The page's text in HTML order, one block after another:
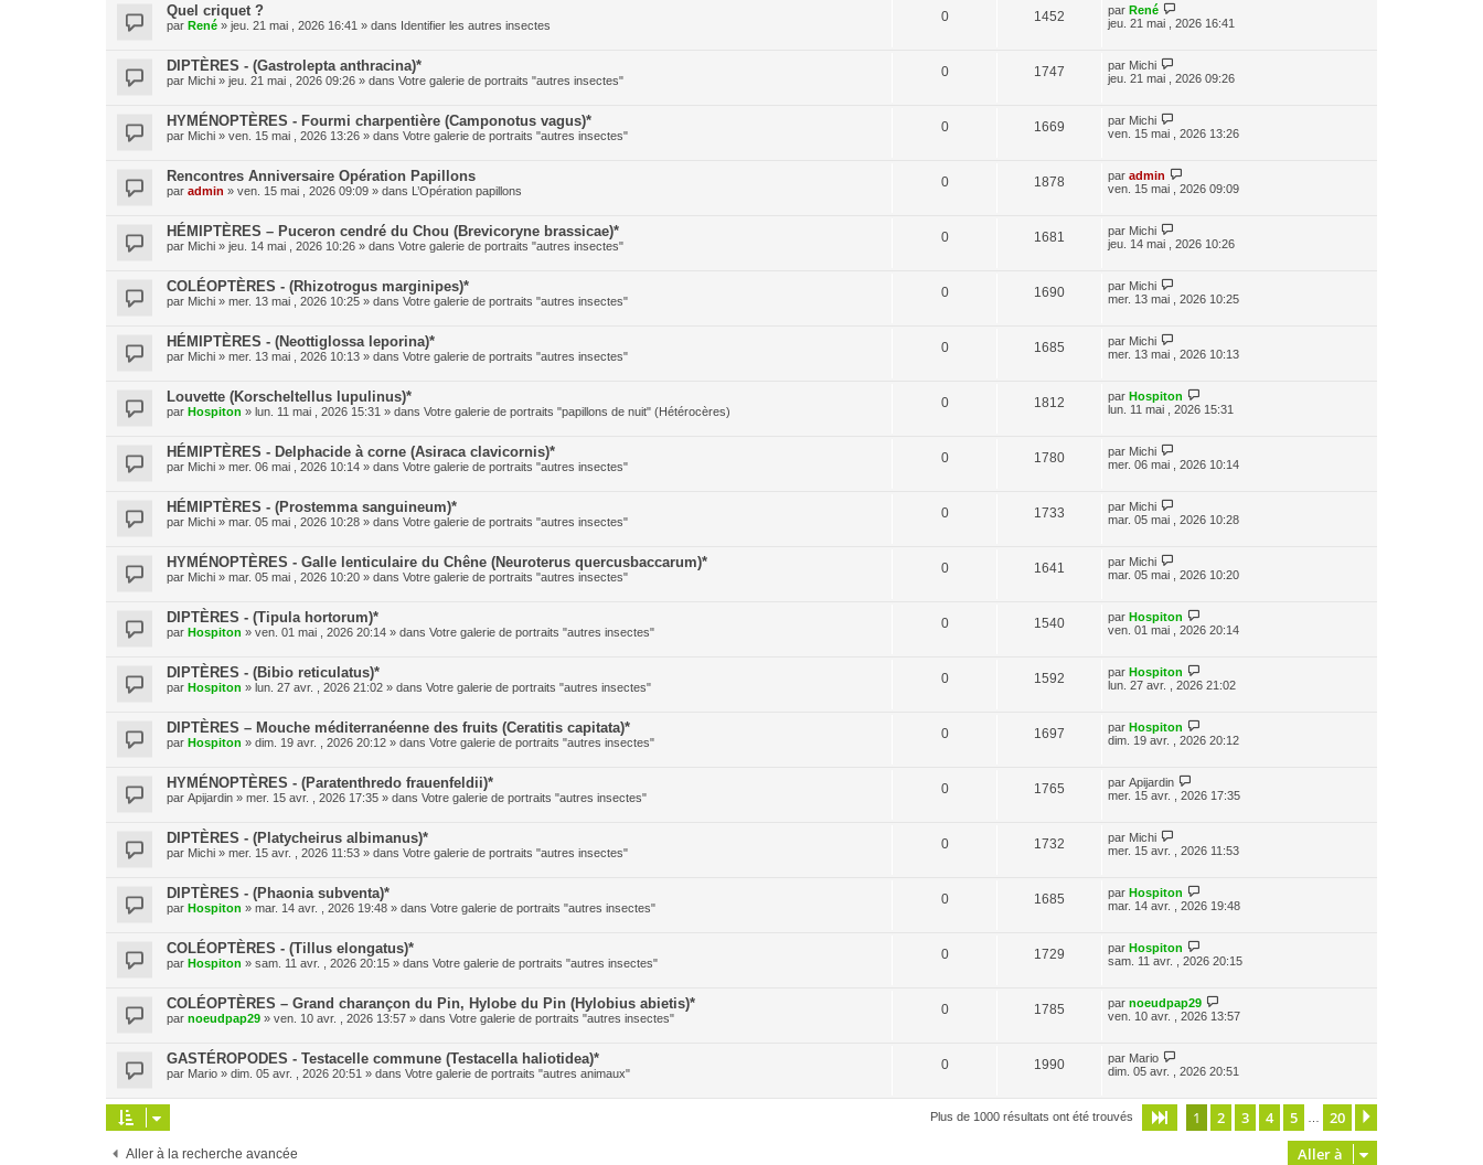
Quel criquet ?
par René » jeu. 21 mai , 2026 16:41 » dans Identifier les autres insectes
0 1452 par René
jeu. 21 mai , 2026 16:41
DIPTÈRES - (Gastrolepta anthracina)*
par Michi » jeu. 21 mai , 2026 09:26 » dans Votre galerie de portraits "autres insectes"
0 1747 par Michi
jeu. 21 mai , 2026 09:26
HYMÉNOPTÈRES - Fourmi charpentière (Camponotus vagus)*
par Michi » ven. 15 mai , 2026 13:26 » dans Votre galerie de portraits "autres insectes"
0 1669 par Michi
ven. 15 mai , 2026 13:26
Rencontres Anniversaire Opération Papillons
par admin » ven. 15 mai , 2026 09:09 » dans L’Opération papillons
0 1878 par admin
ven. 15 mai , 2026 09:09
HÉMIPTÈRES – Puceron cendré du Chou (Brevicoryne brassicae)*
par Michi » jeu. 14 mai , 2026 10:26 » dans Votre galerie de portraits "autres insectes"
0 1681 par Michi
jeu. 14 mai , 2026 10:26
COLÉOPTÈRES - (Rhizotrogus marginipes)*
par Michi » mer. 13 mai , 2026 10:25 » dans Votre galerie de portraits "autres insectes"
0 1690 par Michi
mer. 13 mai , 2026 10:25
HÉMIPTÈRES - (Neottiglossa leporina)*
par Michi » mer. 13 mai , 2026 10:13 » dans Votre galerie de portraits "autres insectes"
0 1685 par Michi
mer. 13 mai , 2026 10:13
Louvette (Korscheltellus lupulinus)*
par Hospiton » lun. 11 mai , 2026 15:31 » dans Votre galerie de portraits "papillons de nuit" (Hétérocères)
0 1812 par Hospiton
lun. 11 mai , 2026 15:31
HÉMIPTÈRES - Delphacide à corne (Asiraca clavicornis)*
par Michi » mer. 06 mai , 2026 10:14 » dans Votre galerie de portraits "autres insectes"
0 1780 par Michi
mer. 06 mai , 2026 10:14
HÉMIPTÈRES - (Prostemma sanguineum)*
par Michi » mar. 05 mai , 2026 10:28 » dans Votre galerie de portraits "autres insectes"
0 1733 par Michi
mar. 05 mai , 2026 10:28
HYMÉNOPTÈRES - Galle lenticulaire du Chêne (Neuroterus quercusbaccarum)*
par Michi » mar. 05 mai , 2026 10:20 » dans Votre galerie de portraits "autres insectes"
0 1641 par Michi
mar. 05 mai , 2026 10:20
DIPTÈRES - (Tipula hortorum)*
par Hospiton » ven. 01 mai , 2026 20:14 » dans Votre galerie de portraits "autres insectes"
0 1540 par Hospiton
ven. 01 mai , 2026 20:14
DIPTÈRES - (Bibio reticulatus)*
par Hospiton » lun. 27 avr. , 2026 21:02 » dans Votre galerie de portraits "autres insectes"
0 1592 par Hospiton
lun. 27 avr. , 2026 21:02
DIPTÈRES – Mouche méditerranéenne des fruits (Ceratitis capitata)*
par Hospiton » dim. 19 avr. , 2026 20:12 » dans Votre galerie de portraits "autres insectes"
0 1697 par Hospiton
dim. 19 avr. , 2026 20:12
HYMÉNOPTÈRES - (Paratenthredo frauenfeldii)*
par Apijardin » mer. 15 avr. , 2026 17:35 » dans Votre galerie de portraits "autres insectes"
0 1765 par Apijardin
mer. 15 avr. , 2026 17:35
DIPTÈRES - (Platycheirus albimanus)*
par Michi » mer. 15 avr. , 2026 11:53 » dans Votre galerie de portraits "autres insectes"
0 1732 par Michi
mer. 15 avr. , 2026 11:53
DIPTÈRES - (Phaonia subventa)*
par Hospiton » mar. 14 avr. , 2026 19:48 » dans Votre galerie de portraits "autres insectes"
0 1685 par Hospiton
mar. 14 avr. , 2026 19:48
COLÉOPTÈRES - (Tillus elongatus)*
par Hospiton » sam. 11 avr. , 2026 20:15 » dans Votre galerie de portraits "autres insectes"
0 1729 par Hospiton
sam. 11 avr. , 2026 20:15
COLÉOPTÈRES – Grand charançon du Pin, Hylobe du Pin (Hylobius abietis)*
par noeudpap29 » ven. 10 avr. , 2026 13:57 » dans Votre galerie de portraits "autres insectes"
0 1785 par noeudpap29
ven. 10 avr. , 2026 13:57
GASTÉROPODES - Testacelle commune (Testacella haliotidea)*
par Mario » dim. 05 avr. , 2026 20:51 » dans Votre galerie de portraits "autres animaux"
0 1990 par Mario
dim. 05 avr. , 2026 20:51
Plus de 1000 résultats ont été trouvés Page sur20
1 2 3 4 5 20
Aller à la recherche avancée Aller à